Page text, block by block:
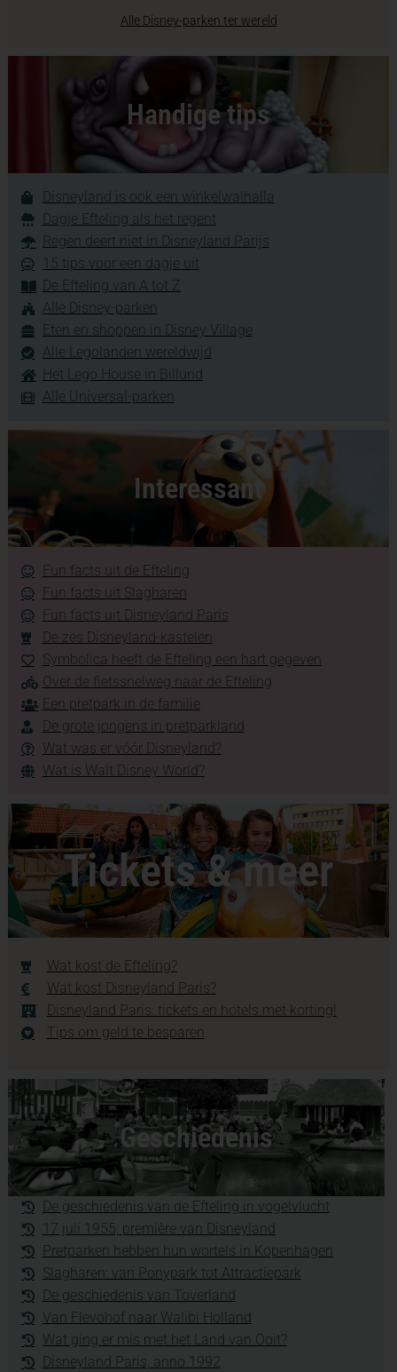
Alle Disney-parken ter wereld
Handige tips
Disneyland is ook een winkelwalhalla
Dagje Efteling als het regent
Regen deert niet in Disneyland Parijs
15 tips voor een dagje uit
De Efteling van A tot Z
Alle Disney-parken
Eten en shoppen in Disney Village
Alle Legolanden wereldwijd
Het Lego House in Billund
Alle Universal-parken
Interessant
Fun facts uit de Efteling
Fun facts uit Slagharen
Fun facts uit Disneyland Paris
De zes Disneyland-kastelen
Symbolica heeft de Efteling een hart gegeven
Over de fietssnelweg naar de Efteling
Een pretpark in de familie
De grote jongens in pretparkland
Wat was er vóór Disneyland?
Wat is Walt Disney World?
Tickets & meer
Wat kost de Efteling?
Wat kost Disneyland Paris?
Disneyland Paris: tickets en hotels met korting!
Tips om geld te besparen
Geschiedenis
De geschiedenis van de Efteling in vogelvlucht
17 juli 1955, première van Disneyland
Pretparken hebben hun wortels in Kopenhagen
Slagharen: van Ponypark tot Attractiepark
De geschiedenis van Toverland
Van Flevohof naar Walibi Holland
Wat ging er mis met het Land van Ooit?
Disneyland Paris, anno 1992